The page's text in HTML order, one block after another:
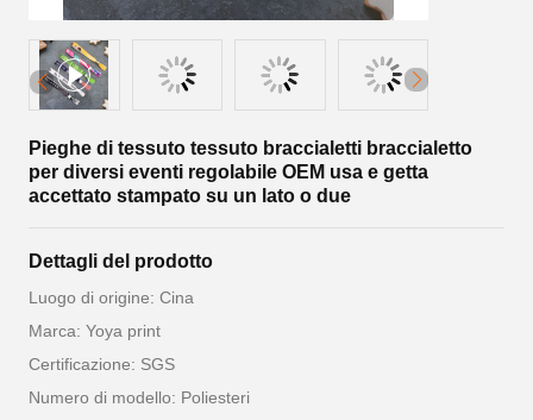
Pieghe di tessuto tessuto braccialetti braccialetto
per diversi eventi regolabile OEM usa e getta
accettato stampato su un lato o due
Dettagli del prodotto
Luogo di origine: Cina
Marca: Yoya print
Certificazione: SGS
Numero di modello: Poliesteri